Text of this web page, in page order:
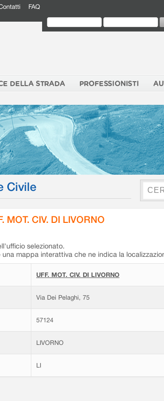
FAQ
DELLA STRADA PROFESSIONISTI
Civile
MOT. CIV. DI LIVORNO
selezionato.
una mappa interattiva che ne indica la
UFF. MOT. CIV. DI LIVORNO
Via Dei Pelaghi, 75
57124
LIVORNO
LI